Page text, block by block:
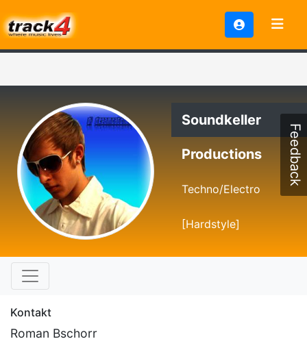
Soundkeller
Productions
Techno/Electro
[Hardstyle]
Kontakt
Roman Bschorr
Feedback